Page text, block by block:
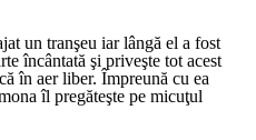
un tranşeu iar lângă el a fost
încântată şi priveşte tot acest
în aer liber. Împreună cu ea
îl pregăteşte pe micuţul